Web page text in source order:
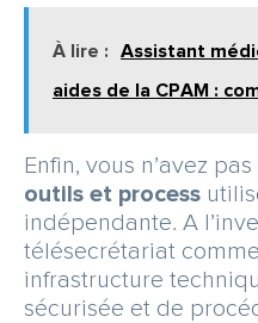
À lire : Assistant
aides de la CPAM :
Enfin, vous n’avez
outils et process
indépendante. A
télésecrétariat
infrastructure
sécurisée et de